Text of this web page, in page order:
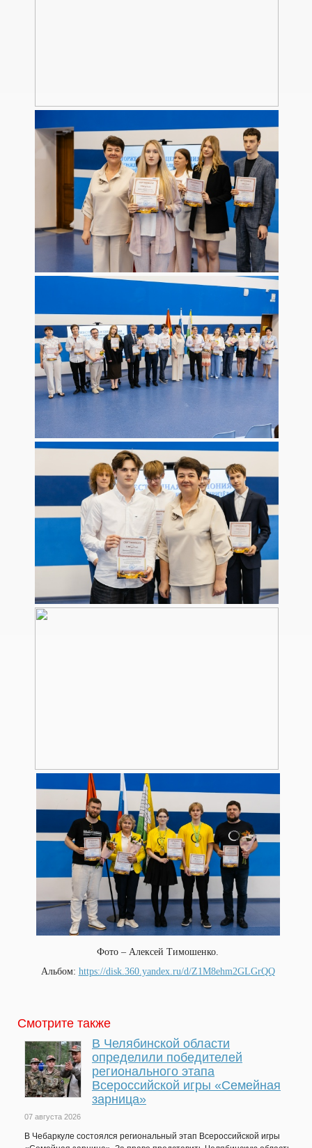
Фото – Алексей Тимошенко.
Альбом: https://disk.360.yandex.ru/d/Z1M8ehm2GLGrQQ
Смотрите также
В Челябинской области
определили победителей
регионального этапа
Всероссийской игры «Семейная
зарница»
07 августа 2026
В Чебаркуле состоялся региональный этап Всероссийской игры